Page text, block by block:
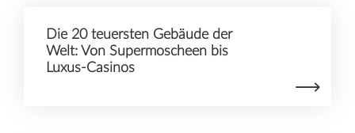
Die 20 teuersten Gebäude der
Welt: Von Supermoscheen bis
Luxus-Casinos